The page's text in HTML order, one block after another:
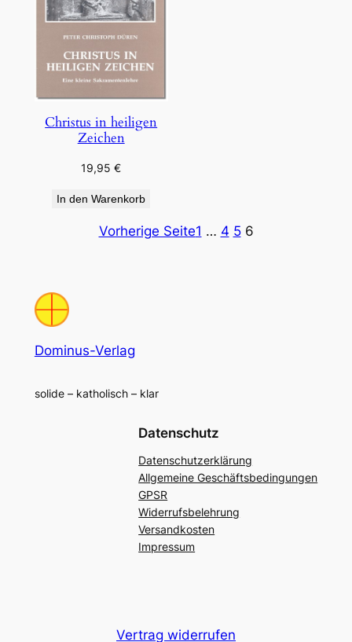
Christus in heiligen
Zeichen
19,95€
In den Warenkorb
Vorherige Seite1 … 4 5 6
Dominus-Verlag
solide – katholisch – klar
Datenschutz
Datenschutzerklärung
Allgemeine Geschäftsbedingungen
GPSR
Widerrufsbelehrung
Versandkosten
Impressum
Vertrag widerrufen